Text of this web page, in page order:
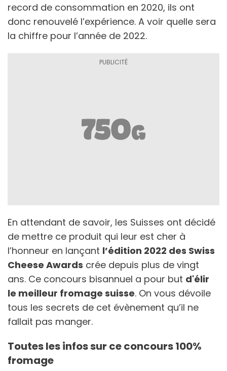
record de consommation en 2020, ils ont
donc renouvelé l’expérience. A voir quelle sera
la chiffre pour l’année de 2022.
En attendant de savoir, les Suisses ont décidé
de mettre ce produit qui leur est cher à
l’honneur en lançant l’édition 2022 des Swiss
Cheese Awards crée depuis plus de vingt
ans. Ce concours bisannuel a pour but d'élir
le meilleur fromage suisse. On vous dévoile
tous les secrets de cet évènement qu’il ne
fallait pas manger.
Toutes les infos sur ce concours 100%
fromage